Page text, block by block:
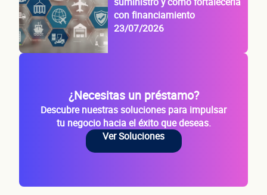
con financiamiento
23/07/2026
¿Necesitas un préstamo?
Descubre nuestras soluciones para impulsar
tu negocio hacia el éxito que deseas.
Ver Soluciones